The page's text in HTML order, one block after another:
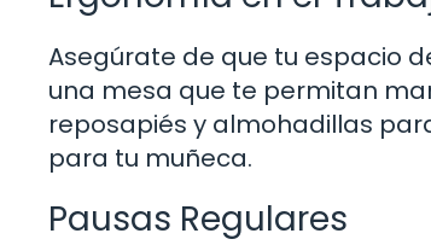
Asegúrate de que tu espacio
una mesa que te permitan
reposapiés y almohadillas
para tu muñeca.
Pausas Regulares